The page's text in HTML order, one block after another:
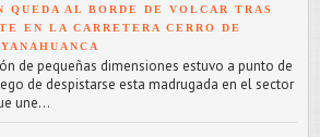
QUEDA AL BORDE DE VOLCAR TRAS
EN LA CARRETERA CERRO DE
de pequeñas dimensiones estuvo a punto de
de despistarse esta madrugada en el sector
une...